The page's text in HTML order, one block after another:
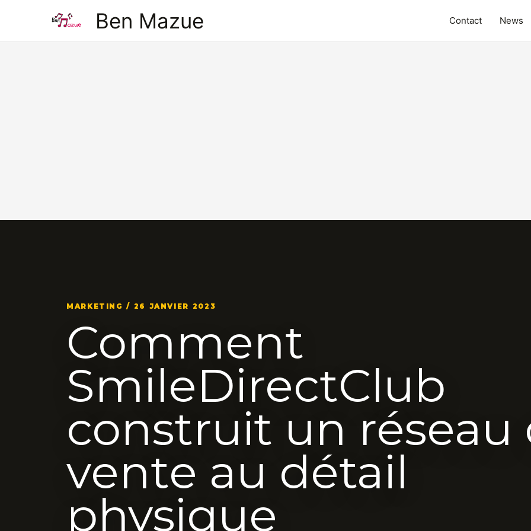
Ben Mazue Contact News
MARKETING / 26 JANVIER 2023
Comment
SmileDirectClub
construit un réseau
vente au détail
physique